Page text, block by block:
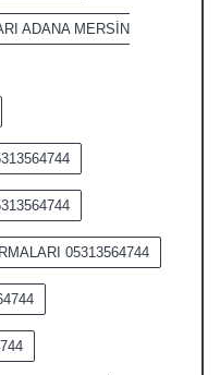
ADANA MERSİN
05313564744